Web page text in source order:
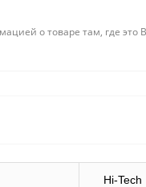
о товаре там, где это
Hi-Tech